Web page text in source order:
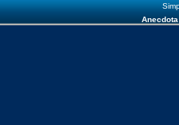
Anecdota